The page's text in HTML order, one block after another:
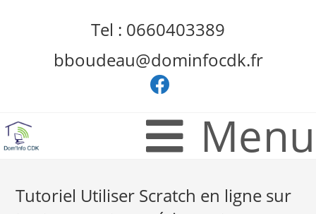
Tel : 0660403389
bboudeau@dominfocdk.fr
Menu
Tutoriel Utiliser Scratch en ligne sur